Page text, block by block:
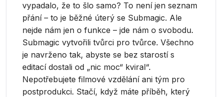
vypadalo, že to šlo samo? To není jen seznam
přání – to je běžné úterý se Submagic. Ale
nejde nám jen o funkce – jde nám o svobodu.
Submagic vytvořili tvůrci pro tvůrce. Všechno
je navrženo tak, abyste se bez starostí s
editací dostali od „nic moc“ kviral“.
Nepotřebujete filmové vzdělání ani tým pro
postprodukci. Stačí, když máte příběh, který